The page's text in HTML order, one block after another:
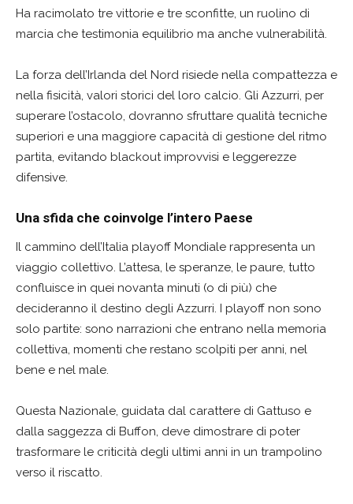
Ha racimolato tre vittorie e tre sconfitte, un ruolino di
marcia che testimonia equilibrio ma anche vulnerabilità.
La forza dell’Irlanda del Nord risiede nella compattezza e
nella fisicità, valori storici del loro calcio. Gli Azzurri, per
superare l’ostacolo, dovranno sfruttare qualità tecniche
superiori e una maggiore capacità di gestione del ritmo
partita, evitando blackout improvvisi e leggerezze
difensive.
Una sfida che coinvolge l’intero Paese
Il cammino dell’Italia playoff Mondiale rappresenta un
viaggio collettivo. L’attesa, le speranze, le paure, tutto
confluisce in quei novanta minuti (o di più) che
decideranno il destino degli Azzurri. I playoff non sono
solo partite: sono narrazioni che entrano nella memoria
collettiva, momenti che restano scolpiti per anni, nel
bene e nel male.
Questa Nazionale, guidata dal carattere di Gattuso e
dalla saggezza di Buffon, deve dimostrare di poter
trasformare le criticità degli ultimi anni in un trampolino
verso il riscatto.